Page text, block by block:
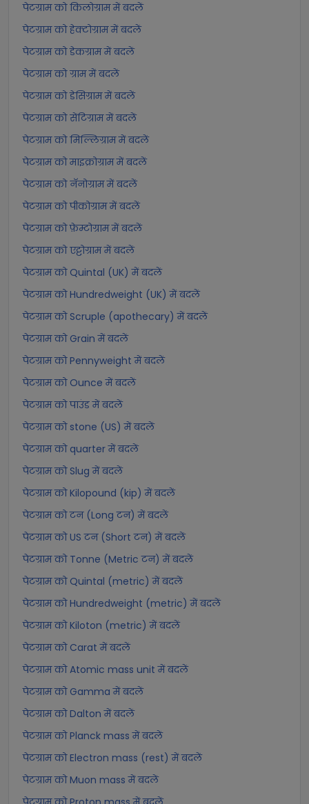
पेटग्राम को किलोग्राम में बदलें
पेटग्राम को हेक्टोग्राम में बदलें
पेटग्राम को डेकग्राम में बदलें
पेटग्राम को ग्राम में बदलें
पेटग्राम को डेसिग्राम में बदलें
पेटग्राम को सेंटिग्राम में बदलें
पेटग्राम को मिल्लिग्राम में बदलें
पेटग्राम को माइक्रोग्राम में बदलें
पेटग्राम को नॅनोग्राम में बदलें
पेटग्राम को पीकोग्राम में बदलें
पेटग्राम को फ़ेम्टोग्राम में बदलें
पेटग्राम को एट्टोग्राम में बदलें
पेटग्राम को Quintal (UK) में बदलें
पेटग्राम को Hundredweight (UK) में बदलें
पेटग्राम को Scruple (apothecary) में बदलें
पेटग्राम को Grain में बदलें
पेटग्राम को Pennyweight में बदलें
पेटग्राम को Ounce में बदलें
पेटग्राम को पाउंड में बदलें
पेटग्राम को stone (US) में बदलें
पेटग्राम को quarter में बदलें
पेटग्राम को Slug में बदलें
पेटग्राम को Kilopound (kip) में बदलें
पेटग्राम को टन (Long टन) में बदलें
पेटग्राम को US टन (Short टन) में बदलें
पेटग्राम को Tonne (Metric टन) में बदलें
पेटग्राम को Quintal (metric) में बदलें
पेटग्राम को Hundredweight (metric) में बदलें
पेटग्राम को Kiloton (metric) में बदलें
पेटग्राम को Carat में बदलें
पेटग्राम को Atomic mass unit में बदलें
पेटग्राम को Gamma में बदलें
पेटग्राम को Dalton में बदलें
पेटग्राम को Planck mass में बदलें
पेटग्राम को Electron mass (rest) में बदलें
पेटग्राम को Muon mass में बदलें